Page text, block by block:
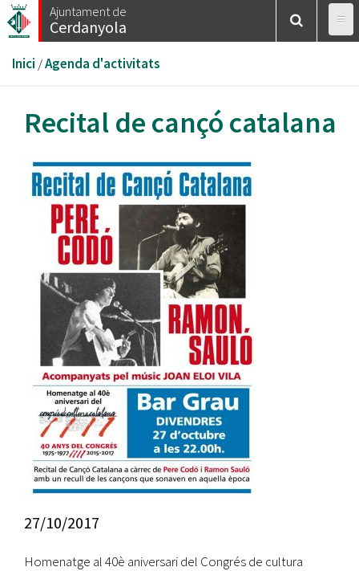
Vés
al
Ajuntament de
Cerdanyola
Esteu
aquí
Inici /Agenda d'activitats
Recital de cançó catalana
27/10/2017
Homenatge al 40è aniversari del Congrés de cultura